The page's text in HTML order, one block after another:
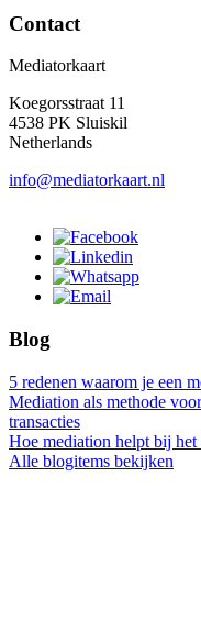
Contact
Mediatorkaart
Koegorsstraat 11
4538 PK Sluiskil
Netherlands
info@mediatorkaart.nl
Blog
5 redenen waarom je een
Mediation als methode
transacties
Hoe mediation helpt bij
Alle blogitems bekijken